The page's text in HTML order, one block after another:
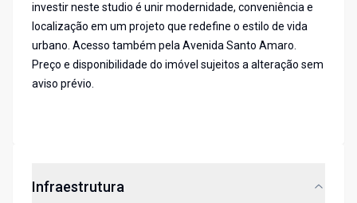
investir neste studio é unir modernidade, conveniência e
localização em um projeto que redefine o estilo de vida
urbano. Acesso também pela Avenida Santo Amaro.
Preço e disponibilidade do imóvel sujeitos a alteração sem
aviso prévio.
Infraestrutura